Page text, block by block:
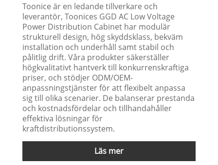
Toonice är en ledande tillverkare och
leverantör, Toonices GGD AC Low Voltage
Power Distribution Cabinet har modulär
strukturell design, hög skyddsklass, bekväm
installation och underhåll samt stabil och
pålitlig drift. Våra produkter säkerställer
högkvalitativt hantverk till konkurrenskraftiga
priser, och stödjer ODM/OEM-
anpassningstjänster för att flexibelt anpassa
sig till olika scenarier. De balanserar prestanda
och kostnadsfördelar och tillhandahåller
effektiva lösningar för
kraftdistributionssystem.
Läs mer